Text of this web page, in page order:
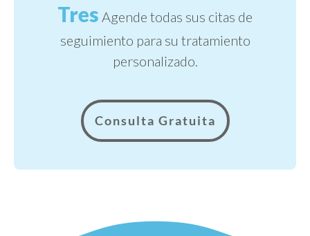
Tres Agende todas sus citas de
seguimiento para su tratamiento
personalizado.
Consulta Gratuita